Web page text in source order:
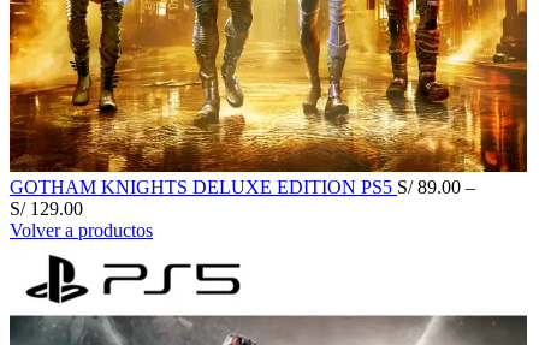
GOTHAM KNIGHTS DELUXE EDITION PS5 S/89.00 –
S/129.00
Volver a productos